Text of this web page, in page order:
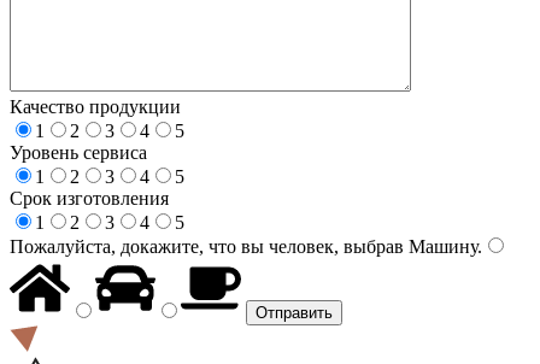
Качество продукции
1
2 3 4
5
Уровень сервиса
1
2 3 4
5
Срок изготовления
1
2 3 4
5
Пожалуйста, докажите, что вы человек, выбрав Машину.